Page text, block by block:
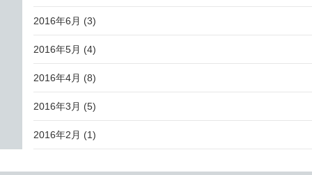
2016年6月 (3)
2016年5月 (4)
2016年4月 (8)
2016年3月 (5)
2016年2月 (1)